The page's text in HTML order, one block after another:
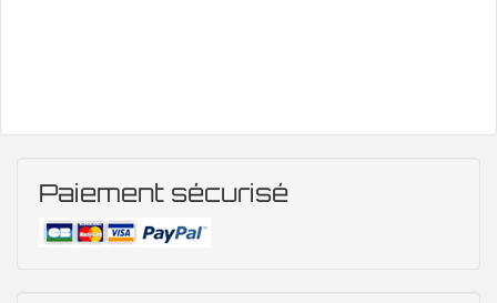
Paiement sécurisé